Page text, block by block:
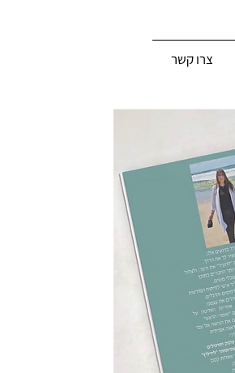
צרו קשר